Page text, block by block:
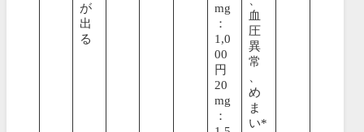
が
出
る
mg
：
1,0
00
円
20
mg
：
血
圧
異
常
め
ま
い*